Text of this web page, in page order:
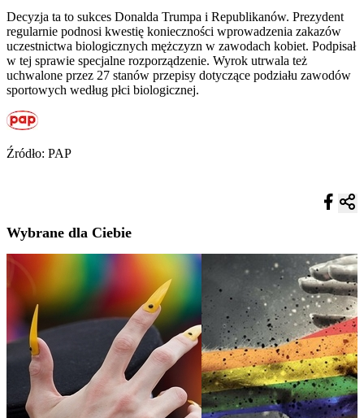
Decyzja ta to sukces Donalda Trumpa i Republikanów. Prezydent
regularnie podnosi kwestię konieczności wprowadzenia zakazów
uczestnictwa biologicznych mężczyzn w zawodach kobiet. Podpisał
w tej sprawie specjalne rozporządzenie. Wyrok utrwala też
uchwalone przez 27 stanów przepisy dotyczące podziału zawodów
sportowych według płci biologicznej.
Źródło: PAP
Wybrane dla Ciebie